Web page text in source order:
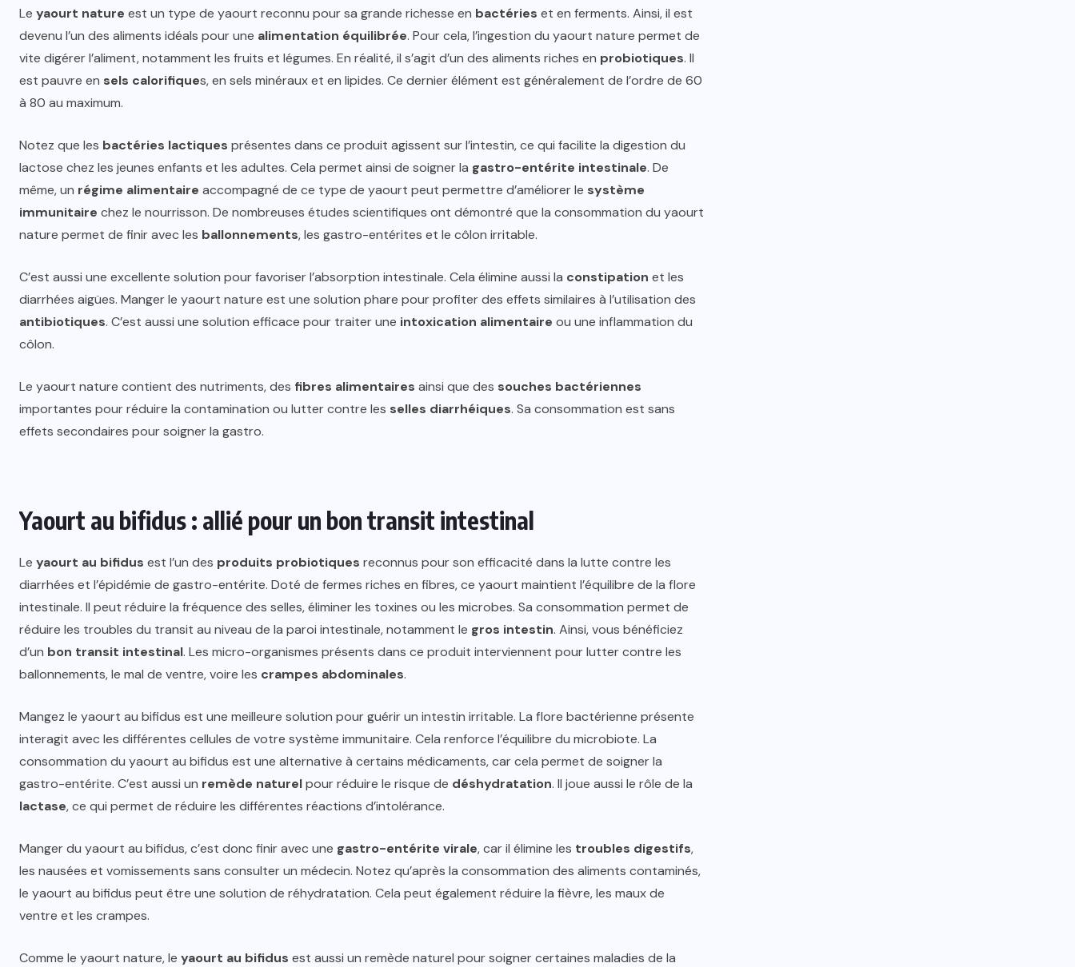
Le yaourt nature est un type de yaourt reconnu pour sa grande richesse en bactéries et en ferments. Ainsi, il est
devenu l’un des aliments idéals pour une alimentation équilibrée. Pour cela, l’ingestion du yaourt nature permet de
vite digérer l’aliment, notamment les fruits et légumes. En réalité, il s’agit d’un des aliments riches en probiotiques. Il
est pauvre en sels calorifiques, en sels minéraux et en lipides. Ce dernier élément est généralement de l’ordre de 60
à 80 au maximum.
Notez que les bactéries lactiques présentes dans ce produit agissent sur l’intestin, ce qui facilite la digestion du
lactose chez les jeunes enfants et les adultes. Cela permet ainsi de soigner la gastro-entérite intestinale. De
même, un régime alimentaire accompagné de ce type de yaourt peut permettre d’améliorer le système
immunitaire chez le nourrisson. De nombreuses études scientifiques ont démontré que la consommation du yaourt
nature permet de finir avec les ballonnements, les gastro-entérites et le côlon irritable.
C’est aussi une excellente solution pour favoriser l’absorption intestinale. Cela élimine aussi la constipation et les
diarrhées aigües. Manger le yaourt nature est une solution phare pour profiter des effets similaires à l’utilisation des
antibiotiques. C’est aussi une solution efficace pour traiter une intoxication alimentaire ou une inflammation du
côlon.
Le yaourt nature contient des nutriments, des fibres alimentaires ainsi que des souches bactériennes
importantes pour réduire la contamination ou lutter contre les selles diarrhéiques. Sa consommation est sans
effets secondaires pour soigner la gastro.
Yaourt au bifidus : allié pour un bon transit intestinal
Le yaourt au bifidus est l’un des produits probiotiques reconnus pour son efficacité dans la lutte contre les
diarrhées et l’épidémie de gastro-entérite. Doté de fermes riches en fibres, ce yaourt maintient l’équilibre de la flore
intestinale. Il peut réduire la fréquence des selles, éliminer les toxines ou les microbes. Sa consommation permet de
réduire les troubles du transit au niveau de la paroi intestinale, notamment le gros intestin. Ainsi, vous bénéficiez
d’un bon transit intestinal. Les micro-organismes présents dans ce produit interviennent pour lutter contre les
ballonnements, le mal de ventre, voire les crampes abdominales.
Mangez le yaourt au bifidus est une meilleure solution pour guérir un intestin irritable. La flore bactérienne présente
interagit avec les différentes cellules de votre système immunitaire. Cela renforce l’équilibre du microbiote. La
consommation du yaourt au bifidus est une alternative à certains médicaments, car cela permet de soigner la
gastro-entérite. C’est aussi un remède naturelpour réduire le risque de déshydratation. Il joue aussi le rôle de la
lactase, ce qui permet de réduire les différentes réactions d’intolérance.
Manger du yaourt au bifidus, c’est donc finir avec une gastro-entérite virale, car il élimine les troubles digestifs,
les nausées et vomissements sans consulter un médecin. Notez qu’après la consommation des aliments contaminés,
le yaourt au bifidus peut être une solution de réhydratation. Cela peut également réduire la fièvre, les maux de
ventre et les crampes.
Comme le yaourt nature, le yaourt au bifidus est aussi un remède naturel pour soigner certaines maladies de la